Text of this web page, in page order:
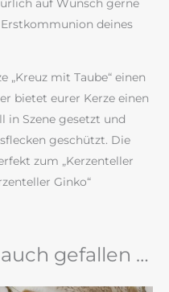
auf Wunsch gerne
deines
„Kreuz mit Taube“ einen
bietet eurer Kerze einen
in Szene gesetzt und
geschützt. Die
zum „Kerzenteller
Ginko“
gefallen …